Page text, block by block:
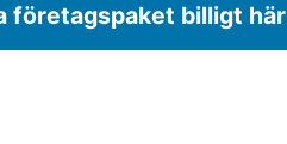
företagspaket billigt här